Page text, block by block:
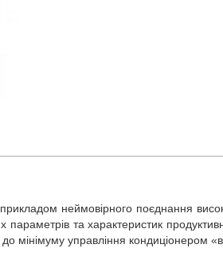
неймовірного поєднання
параметрів та характеристик
мінімуму управління кондиціонером